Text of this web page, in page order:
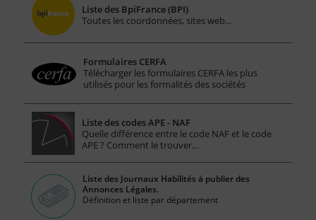
Liste des BpiFrance (BPI)
Toutes les coordonnées, sites web...
Formulaires CERFA
Télécharger les formulaires CERFA les plus
utilisés pour les formalités des sociétés
Liste des codes APE - NAF
Quelle différence entre le code NAF et le code
APE ? Comment le trouver…
Liste des Journaux Habilités à publier des
Annonces Légales.
Définition et liste par département